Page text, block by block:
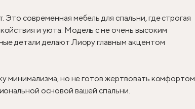
современная мебель для спальни, где строгая
и уюта. Модель с не очень высоким
детали делают Лиору главным акцентом
минимализма, но не готов жертвовать комфортом
основой вашей спальни.